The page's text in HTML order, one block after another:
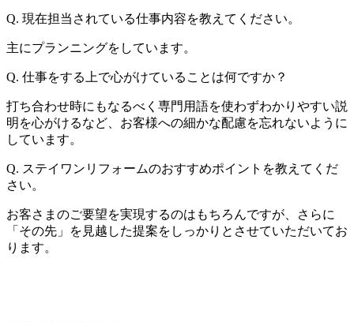
Q. 現在担当されている仕事内容を教えてください。
主にプランニングをしています。
Q. 仕事をする上で心がけていることは何ですか？
打ち合わせ時にもなるべく専門用語を使わずわかりやすい説
明を心がけるなど、お客様への細かな配慮を忘れないように
しています。
Q. ステイワンリフォームのおすすめポイントを教えてくだ
さい。
お客さまのご要望を実現するのはもちろんですが、さらに
「その先」を見越した提案をしっかりとさせていただいてお
ります。